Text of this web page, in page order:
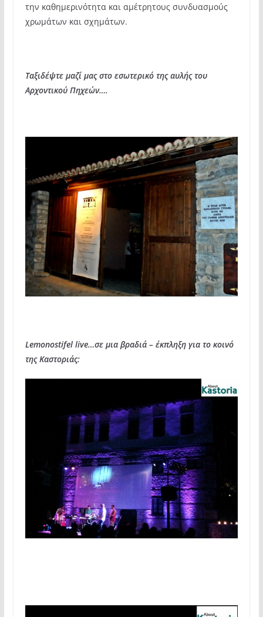
την καθημερινότητα και αμέτρητους συνδυασμούς
χρωμάτων και σχημάτων.
Ταξιδέψτε μαζί μας στο εσωτερικό της αυλής του
Αρχοντικού Πηχεών….
Lemonostifel live…σε μια βραδιά – έκπληξη για το κοινό
της Καστοριάς: